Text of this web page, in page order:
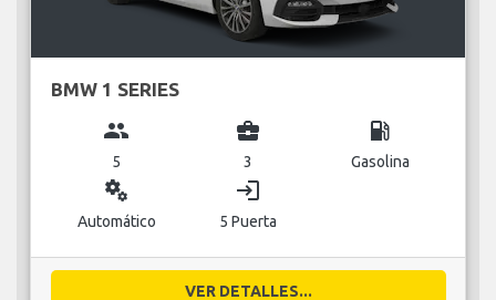
BMW 1 SERIES
group
5
business_center
3
local_gas_station
Gasolina
miscellaneous_services
Automático
login
5 Puerta
VER DETALLES...